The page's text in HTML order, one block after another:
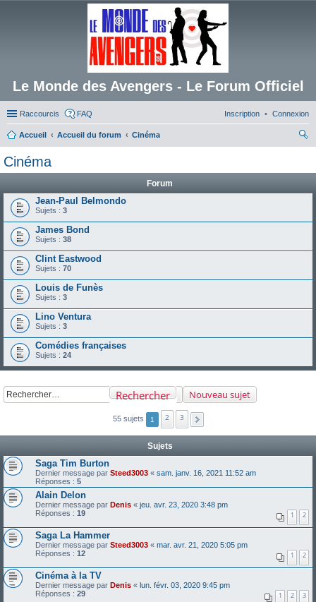
Le Monde des Avengers - Le Forum Officiel
Raccourcis FAQ Connexion
Inscription
Accueil Accueil du forum
Cinéma
Cinéma
Forum
Jean-Paul Belmondo
Sujets : 3
James Bond
Sujets : 38
Clint Eastwood
Sujets : 70
Louis de Funès
Sujets : 3
Lino Ventura
Sujets : 3
Comédies françaises
Sujets : 24
Nouveau sujet
Rechercher
55 sujets 1 2 3
Sujets
Saga Tim Burton
Dernier message par Steed3003 « sam. janv. 16, 2021 11:52 am
Réponses : 5
Alain Delon
Dernier message par Denis « jeu. avr. 23, 2020 3:48 pm
Réponses : 19 1 2
Saga La Hammer
Dernier message par Steed3003 « mar. avr. 21, 2020 5:05 pm
Réponses : 12 1 2
Cinéma à la TV
Dernier message par Denis « lun. févr. 03, 2020 9:45 pm
Réponses : 29 1 2 3